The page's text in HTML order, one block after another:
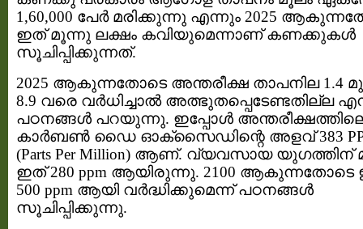
1,60,000 പേര്‍ മരിക്കുന്നു എന്നും 2025
ഇത് മൂന്നു ലക്ഷം കവിയുമെന്നാണ് കണക്കുകള്‍
സൂചിപ്പിക്കുന്നത്.
2025 ആകുന്നതോടെ അന്തരീക്ഷ താപനില 1.4
8.9 വരെ വര്‍ധിച്ചാല്‍ അത്ഭുതപ്പെടേണ്ടതില്ല
പഠനങ്ങള്‍ പറയുന്നു. ഇപ്പോള്‍
കാര്‍ബണ്‍ ഡൈ ഓക്സൈഡിന്റെ അളവ് 383
(Parts Per Million) ആണ്. വ്യവസായ
ഇത് 280 ppm ആയിരുന്നു. 2100 ആകുന്നതോടെ
500 ppm ആയി വര്‍ദ്ധിക്കുമെന്ന് പഠനങ്ങള്‍
സൂചിപ്പിക്കുന്നു.